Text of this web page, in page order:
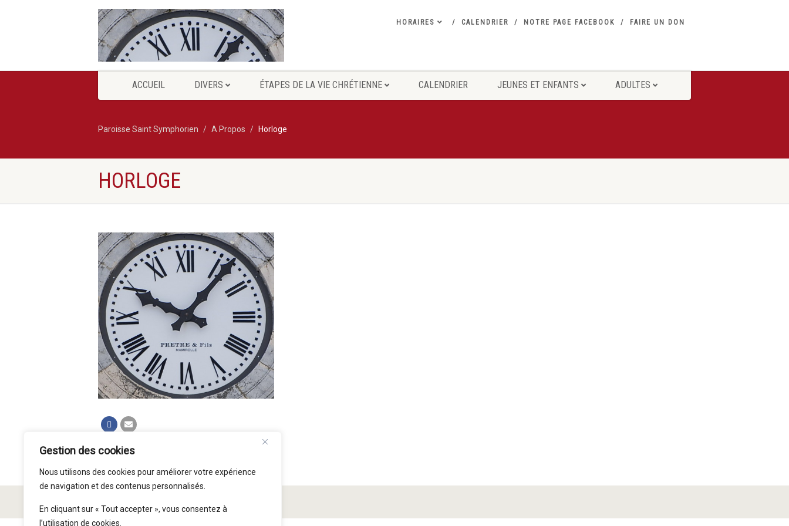
Gestion des cookies
Nous utilisons des cookies pour améliorer votre expérience
de navigation et des contenus personnalisés.
En cliquant sur « Tout accepter », vous consentez à
l’utilisation de cookies.
HORAIRES CALENDRIER NOTRE PAGE FACEBOOK FAIRE UN DON
ACCUEIL DIVERS ÉTAPES DE LA VIE CHRÉTIENNE CALENDRIER JEUNES ET ENFANTS ADULTES
Paroisse Saint Symphorien A Propos Horloge
HORLOGE